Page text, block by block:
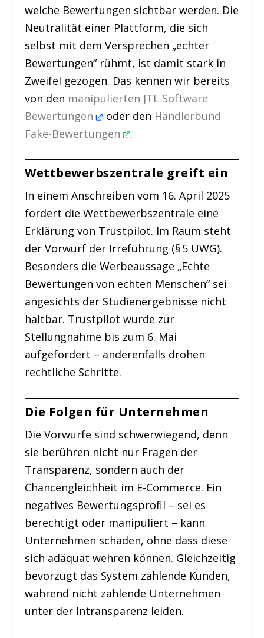
welche Bewertungen sichtbar werden. Die
Neutralität einer Plattform, die sich
selbst mit dem Versprechen „echter
Bewertungen“ rühmt, ist damit stark in
Zweifel gezogen. Das kennen wir bereits
von den manipulierten JTL Software
Bewertungen
oder den Händlerbund
Fake-Bewertungen .
Wettbewerbszentrale greift ein
In einem Anschreiben vom 16. April 2025
fordert die Wettbewerbszentrale eine
Erklärung von Trustpilot. Im Raum steht
der Vorwurf der Irreführung (§ 5 UWG).
Besonders die Werbeaussage „Echte
Bewertungen von echten Menschen“ sei
angesichts der Studienergebnisse nicht
haltbar. Trustpilot wurde zur
Stellungnahme bis zum 6. Mai
aufgefordert – anderenfalls drohen
rechtliche Schritte.
Die Folgen für Unternehmen
Die Vorwürfe sind schwerwiegend, denn
sie berühren nicht nur Fragen der
Transparenz, sondern auch der
Chancengleichheit im E-Commerce. Ein
negatives Bewertungsprofil – sei es
berechtigt oder manipuliert – kann
Unternehmen schaden, ohne dass diese
sich adäquat wehren können. Gleichzeitig
bevorzugt das System zahlende Kunden,
während nicht zahlende Unternehmen
unter der Intransparenz leiden.